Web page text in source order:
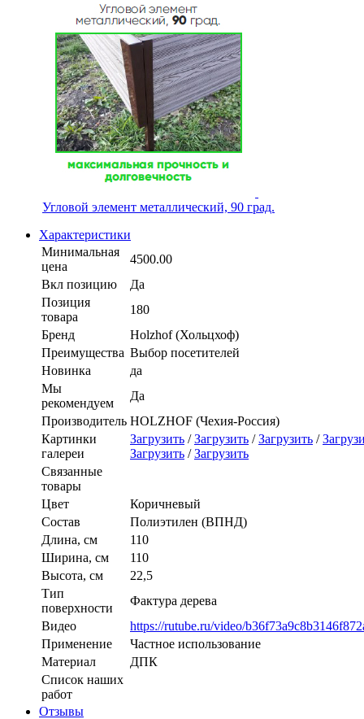
Угловой элемент металлический, 90 град.
Характеристики
Минимальная
цена
4500.00
Вкл позицию
Да
Позиция
товара
180
Бренд
Holzhof (Хольцхоф)
Преимущества Выбор посетителей
Новинка
да
Мы
рекомендуем
Да
Производитель HOLZHOF (Чехия-Россия)
Картинки
галереи
Загрузить /Загрузить /Загрузить /
Загрузить /Загрузить
Связанные
товары
Цвет
Коричневый
Состав
Полиэтилен (ВПНД)
Длина, см
110
Ширина, см
110
Высота, см
22,5
Тип
поверхности
Фактура дерева
Видео
https://rutube.ru/video/
Применение
Частное использование
Материал
ДПК
Список наших
работ
Отзывы